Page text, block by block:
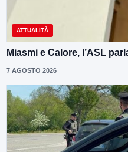
ATTUALITÀ
Miasmi e Calore, l’ASL
7 AGOSTO 2026